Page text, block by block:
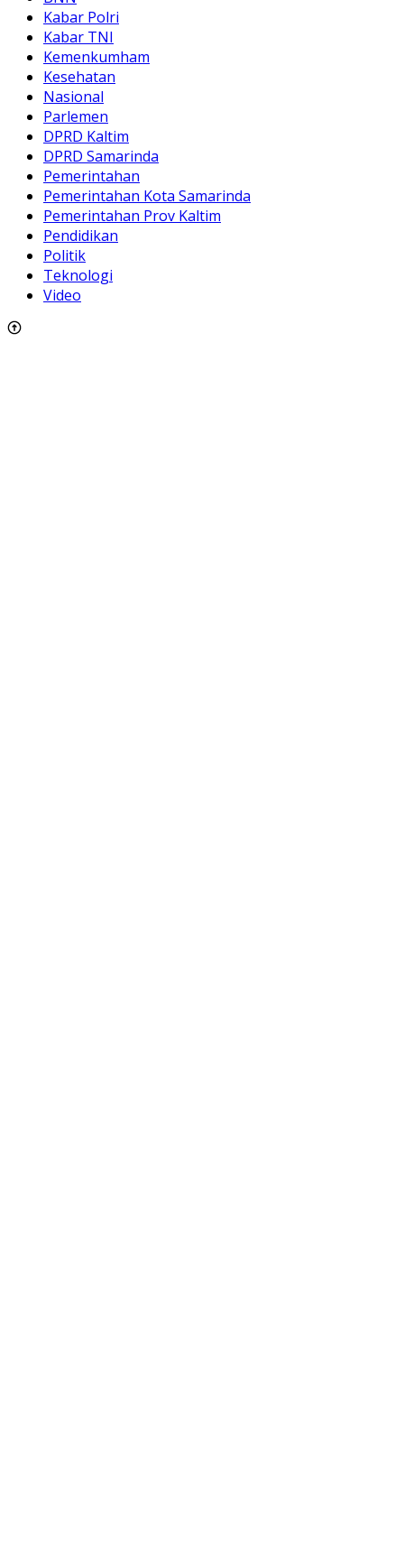
Kabar Polri
Kabar TNI
Kemenkumham
Kesehatan
Nasional
Parlemen
DPRD Kaltim
DPRD Samarinda
Pemerintahan
Pemerintahan Kota Samarinda
Pemerintahan Prov Kaltim
Pendidikan
Politik
Teknologi
Video